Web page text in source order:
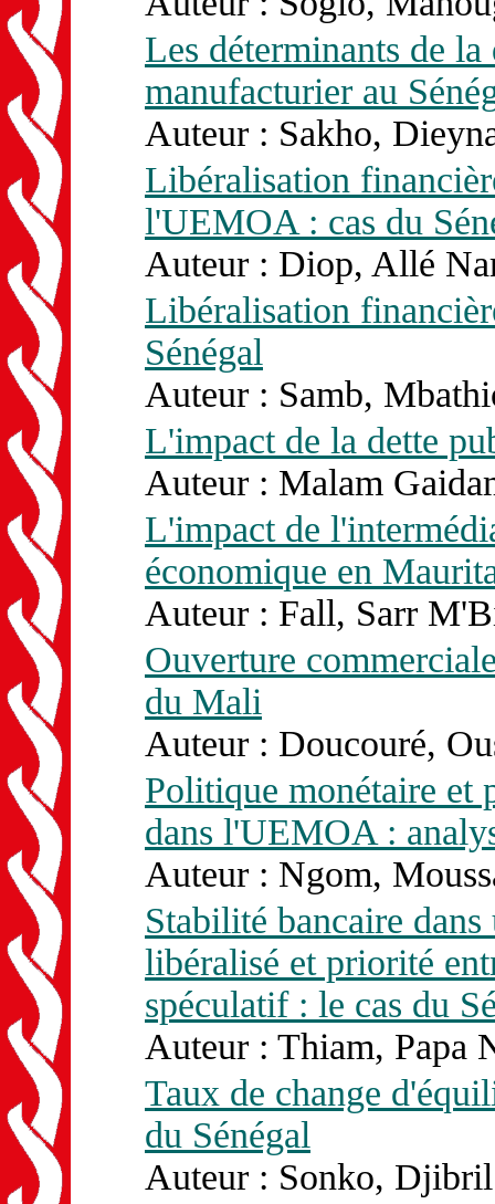
Les déterminants de
manufacturier au
Auteur : Sakho,
Libéralisation
l'UEMOA : cas du
Auteur : Diop, Allé
Libéralisation
Sénégal
Auteur : Samb,
L'impact de la dette
Auteur : Malam
L'impact de
économique en
Auteur : Fall, Sarr
Ouverture
du Mali
Auteur : Doucouré,
Politique monétaire et
dans l'UEMOA :
Auteur : Ngom,
Stabilité bancaire
libéralisé et priorité
spéculatif : le cas du
Auteur : Thiam, Papa
Taux de change
du Sénégal
Auteur : Sonko,